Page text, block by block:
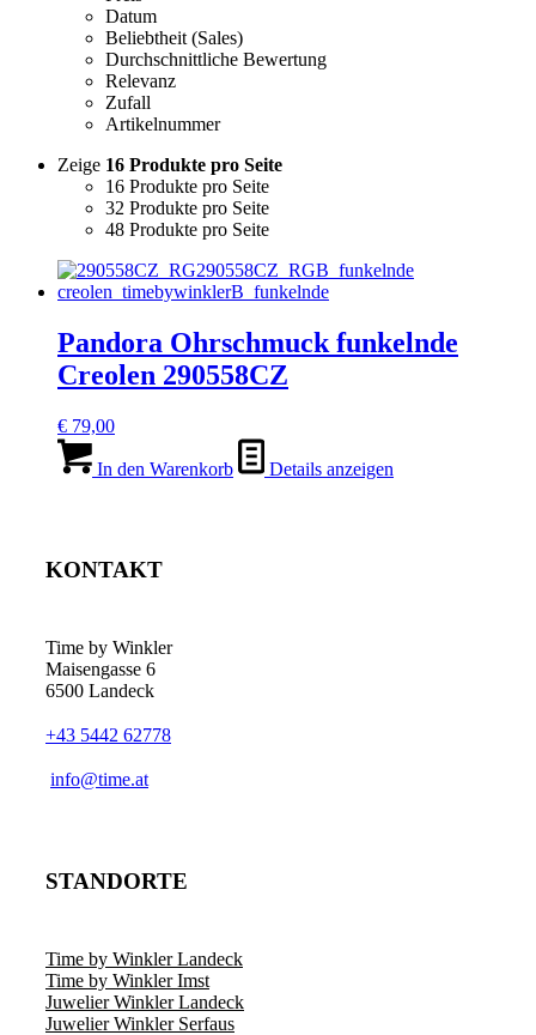
Datum
Beliebtheit (Sales)
Durchschnittliche Bewertung
Relevanz
Zufall
Artikelnummer
Zeige 16 Produkte pro Seite
16 Produkte pro Seite
32 Produkte pro Seite
48 Produkte pro Seite
Pandora Ohrschmuck funkelnde
Creolen 290558CZ
€ 79,00
In den Warenkorb Details anzeigen
KONTAKT
Time by Winkler
Maisengasse 6
6500 Landeck
+43 5442 62778
­info@time.at
STANDORTE
Time by Winkler Landeck
Time by Winkler Imst
Juwelier Winkler Landeck
Juwelier Winkler Serfaus